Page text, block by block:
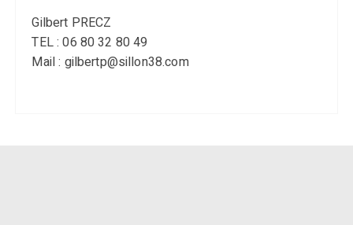
Gilbert PRECZ
TEL : 06 80 32 80 49
Mail : gilbertp@sillon38.com